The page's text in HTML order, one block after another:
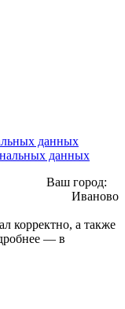
данных
данных
Ваш город:
Иваново
корректно, а также
— в